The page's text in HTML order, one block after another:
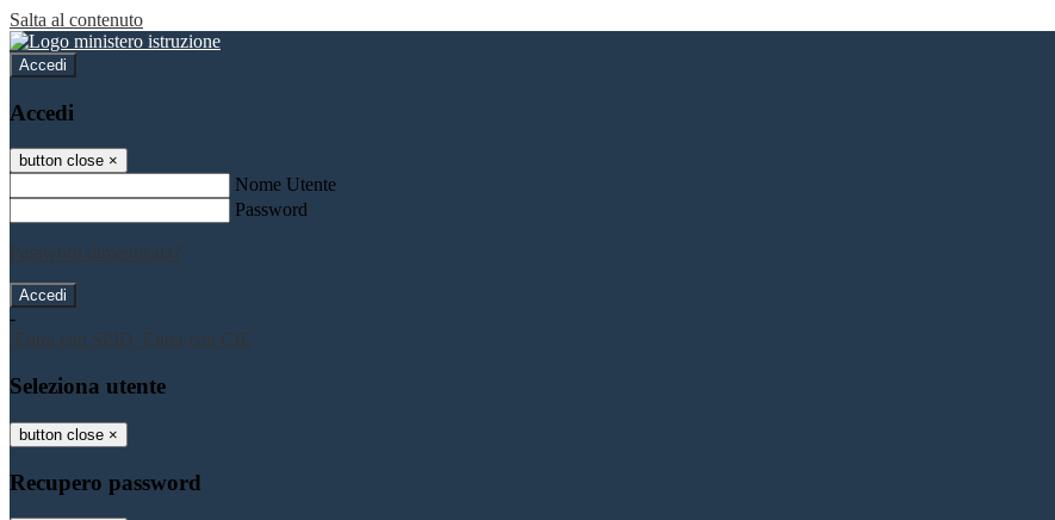
Salta al contenuto
Accedi
Accedi
button close ×
Nome Utente
Password
Password dimenticata?
-
Entra con SPID
Entra con CIE
Seleziona utente
button close ×
Recupero password